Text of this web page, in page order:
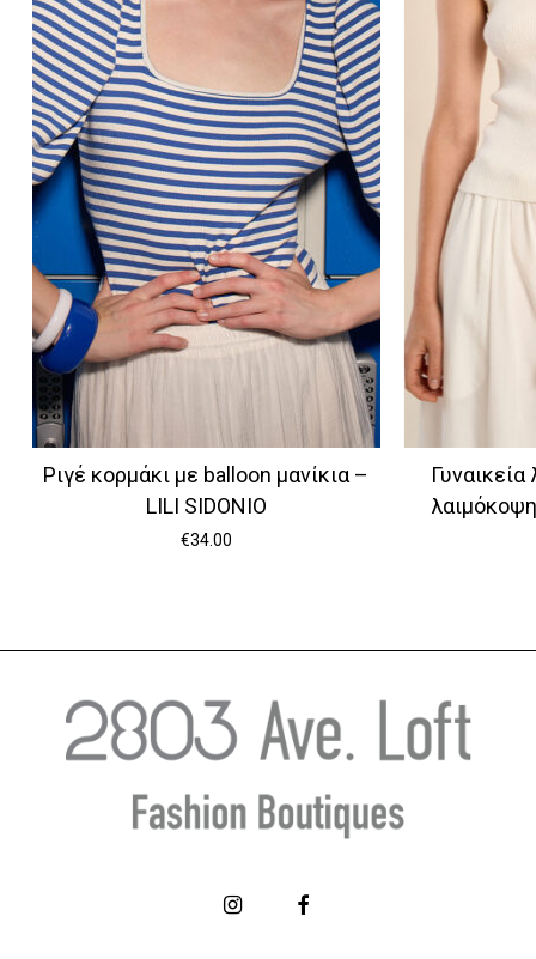
Ριγέ κορμάκι με balloon μανίκια –
LILI SIDONIO
€34.00